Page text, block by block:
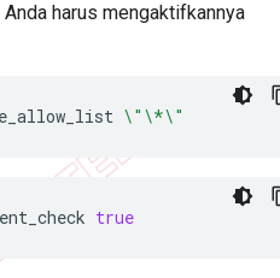
harus mengaktifkannya
\"\*\"
true